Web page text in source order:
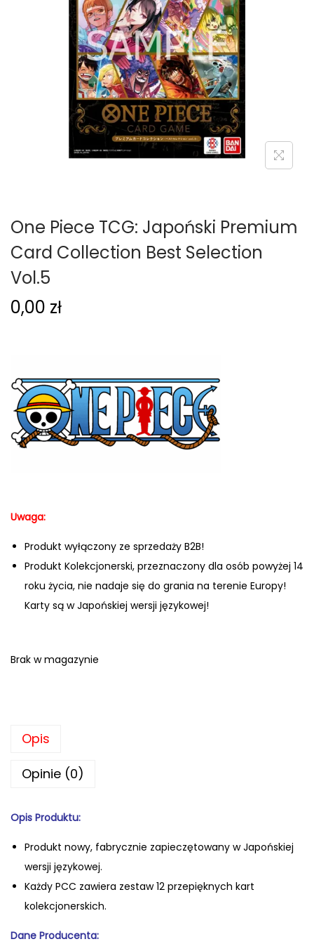
g
a
c
j
i
c
i
One Piece TCG: Japoński Premium
Card Collection Best Selection
Vol.5
0,00 zł
Uwaga:
Produkt wyłączony ze sprzedaży B2B!
Produkt Kolekcjonerski, przeznaczony dla osób powyżej 14
roku życia, nie nadaje się do grania na terenie Europy!
Karty są w Japońskiej wersji językowej!
Brak w magazynie
Opis
Opinie (0)
Opis Produktu:
Produkt nowy, fabrycznie zapieczętowany w Japońskiej
wersji językowej.
Każdy PCC zawiera zestaw 12 przepięknych kart
kolekcjonerskich.
Dane Producenta: